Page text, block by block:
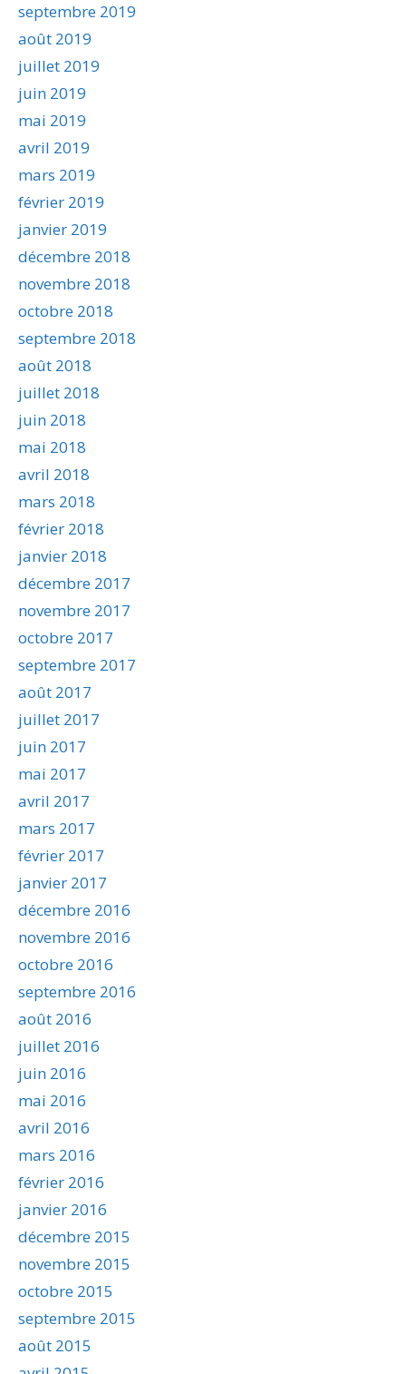
septembre 2019
août 2019
juillet 2019
juin 2019
mai 2019
avril 2019
mars 2019
février 2019
janvier 2019
décembre 2018
novembre 2018
octobre 2018
septembre 2018
août 2018
juillet 2018
juin 2018
mai 2018
avril 2018
mars 2018
février 2018
janvier 2018
décembre 2017
novembre 2017
octobre 2017
septembre 2017
août 2017
juillet 2017
juin 2017
mai 2017
avril 2017
mars 2017
février 2017
janvier 2017
décembre 2016
novembre 2016
octobre 2016
septembre 2016
août 2016
juillet 2016
juin 2016
mai 2016
avril 2016
mars 2016
février 2016
janvier 2016
décembre 2015
novembre 2015
octobre 2015
septembre 2015
août 2015